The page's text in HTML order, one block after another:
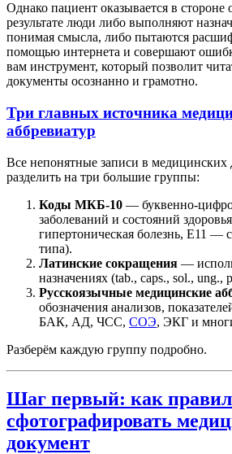
Однако пациент оказывается в стороне
результате люди либо выполняют
понимая смысла, либо пытаются
помощью интернета и совершают
вам инструмент, который позволит
документы осознанно и грамотно.
Три главных источника
аббревиатур
Все непонятные записи в
разделить на три большие группы:
Коды МКБ-10 — буквенно-
заболеваний и состояний
гипертоническая болезнь, E11 —
типа).
Латинские сокращения —
назначениях (tab., caps., sol., ung.,
Русскоязычные медицинские
обозначения анализов,
БАК, АД, ЧСС, СОЭ, ЭКГ и
Разберём каждую группу подробно.
Шаг первый: как
сфотографировать
документ